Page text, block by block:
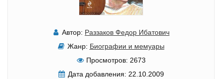
Автор: Раззаков Федор Ибатович
Жанр: Биографии и мемуары
Просмотров: 2673
Дата добавления: 22.10.2009